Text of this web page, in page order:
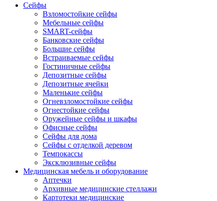
Сейфы
Взломостойкие сейфы
Мебельные сейфы
SMART-сейфы
Банковские сейфы
Большие сейфы
Встраиваемые сейфы
Гостиничные сейфы
Депозитные сейфы
Депозитные ячейки
Маленькие сейфы
Огневзломостойкие сейфы
Огнестойкие сейфы
Оружейные сейфы и шкафы
Офисные сейфы
Сейфы для дома
Сейфы с отделкой деревом
Темпокассы
Эксклюзивные сейфы
Медицинская мебель и оборудование
Аптечки
Архивные медицинские стеллажи
Картотеки медицинские